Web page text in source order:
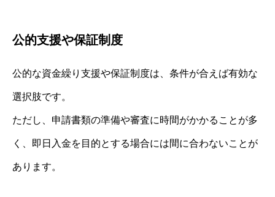
公的支援や保証制度
公的な資金繰り支援や保証制度は、条件が合えば有効な
選択肢です。
ただし、申請書類の準備や審査に時間がかかることが多
く、即日入金を目的とする場合には間に合わないことが
あります。